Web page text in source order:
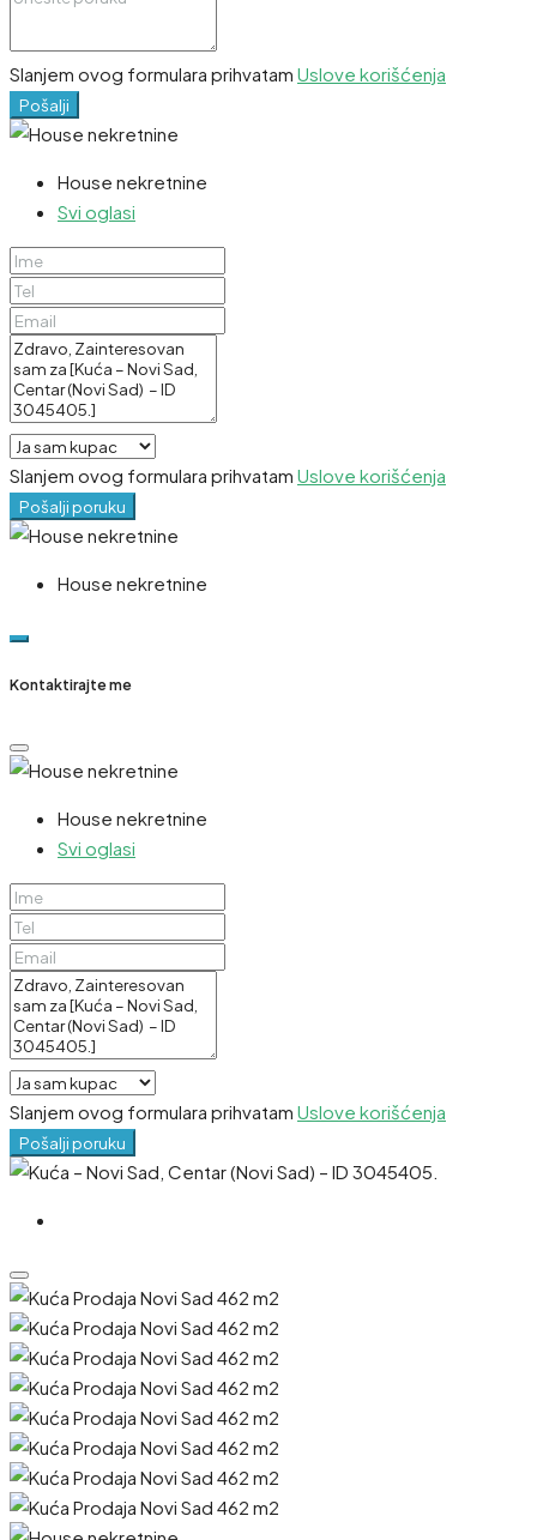
Slanjem ovog formulara prihvatam Uslove korišćenja
Pošalji
House nekretnine
Svi oglasi
Slanjem ovog formulara prihvatam Uslove korišćenja
Pošalji poruku
House nekretnine
Kontaktirajte me
House nekretnine
Svi oglasi
Slanjem ovog formulara prihvatam Uslove korišćenja
Pošalji poruku